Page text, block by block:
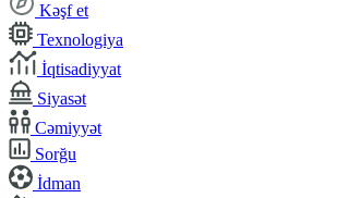
Kəşf et
Texnologiya
İqtisadiyyat
Siyasət
Cəmiyyət
Sorğu
İdman